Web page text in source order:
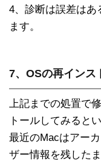
4、診断は誤差はあ
ます。
7、OSの再インス
上記までの処置で
トールしてみると
最近のMacはアー
ザー情報を残した